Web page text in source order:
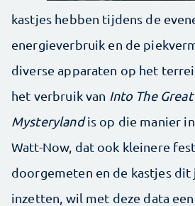
kastjes hebben tijdens de
energieverbruik en de
diverse apparaten op het
het verbruik van Into The
Mysterylandis op die manier
Watt-Now, dat ook kleinere
doorgemeten en de kastjes dit
inzetten, wil met deze data